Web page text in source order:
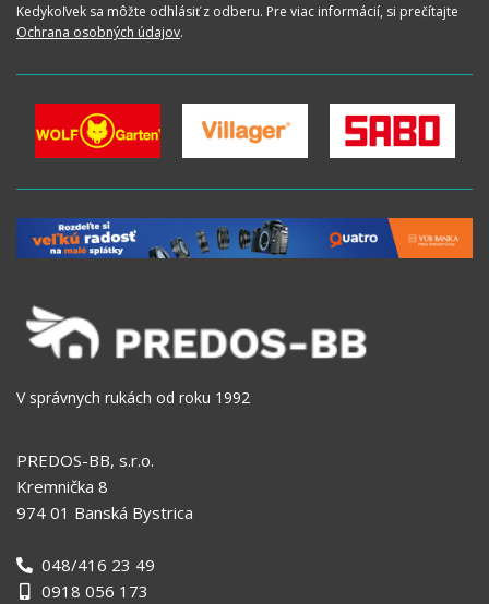
Kedykoľvek sa môžte odhlásiť z odberu. Pre viac informácií, si prečítajte
Ochrana osobných údajov.
V správnych rukách od roku 1992
PREDOS-BB, s.r.o.
Kremnička 8
974 01 Banská Bystrica
048/416 23 49
0918 056 173